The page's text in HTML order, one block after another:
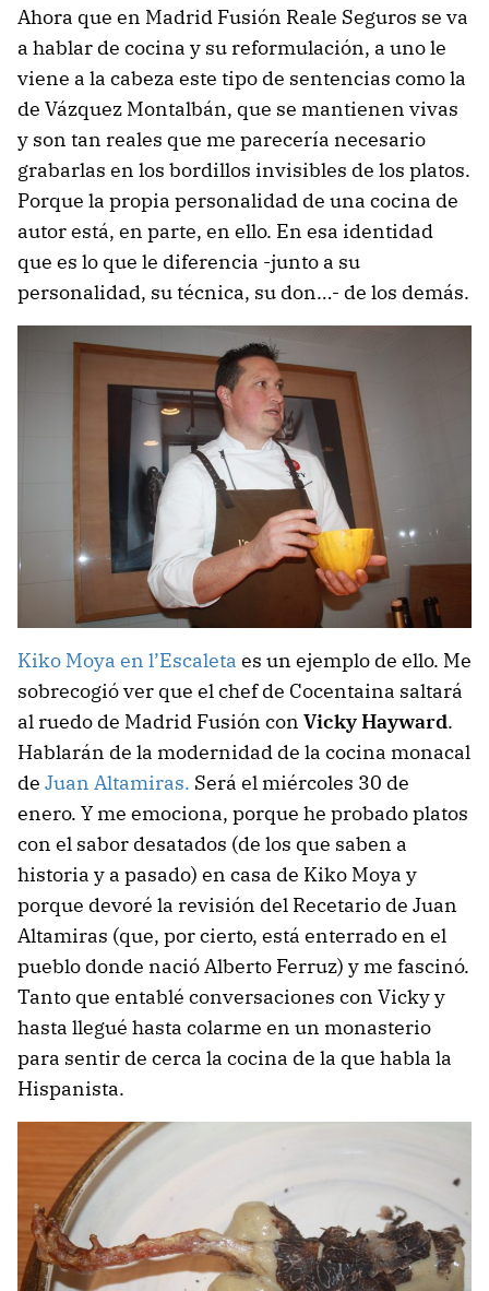
Ahora que en Madrid Fusión Reale Seguros se va
a hablar de cocina y su reformulación, a uno le
viene a la cabeza este tipo de sentencias como la
de Vázquez Montalbán, que se mantienen vivas
y son tan reales que me parecería necesario
grabarlas en los bordillos invisibles de los platos.
Porque la propia personalidad de una cocina de
autor está, en parte, en ello. En esa identidad
que es lo que le diferencia -junto a su
personalidad, su técnica, su don…- de los demás.
Kiko Moya en l’Escaleta es un ejemplo de ello. Me
sobrecogió ver que el chef de Cocentaina saltará
al ruedo de Madrid Fusión con Vicky Hayward.
Hablarán de la modernidad de la cocina monacal
de Juan Altamiras. Será el miércoles 30 de
enero. Y me emociona, porque he probado platos
con el sabor desatados (de los que saben a
historia y a pasado) en casa de Kiko Moya y
porque devoré la revisión del Recetario de Juan
Altamiras (que, por cierto, está enterrado en el
pueblo donde nació Alberto Ferruz) y me fascinó.
Tanto que entablé conversaciones con Vicky y
hasta llegué hasta colarme en un monasterio
para sentir de cerca la cocina de la que habla la
Hispanista.